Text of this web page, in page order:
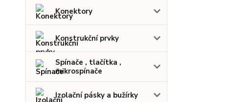
Konektory
Konstrukční prvky
Spínače , tlačítka ,
mikrospínače
Izolační pásky a bužírky